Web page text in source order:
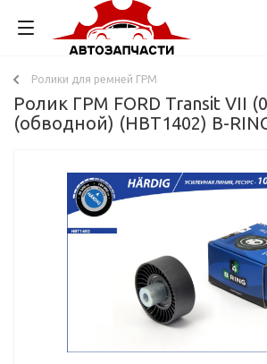
Ролики для ремней ГРМ
Ролик ГРМ FORD Transit VII
(обводной) (HBT1402) B-